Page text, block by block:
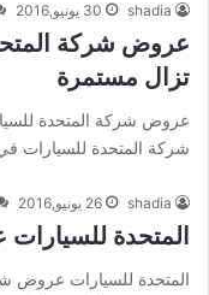
shadia 30 يونيو,2016
عروض شركة
تزال مستمرة
عروض شركة المتحدة
شركة المتحدة للسيارات
shadia 26 يونيو,2016
المتحدة
المتحدة للسيارات عروض